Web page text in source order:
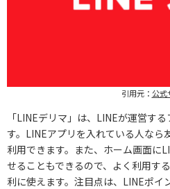
引用元： 公式
「LINEデリマ」は、LINEが運営す
す。LINEアプリを入れている人なら
利用できます。また、ホーム画面に
せることもできるので、よく利用す
利に使えます。注目点は、LINEポイ